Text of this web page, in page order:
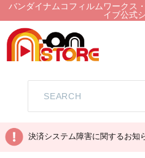
バンダイナムコフィルムワークス
イブ公式
決済システム障害に関するお知